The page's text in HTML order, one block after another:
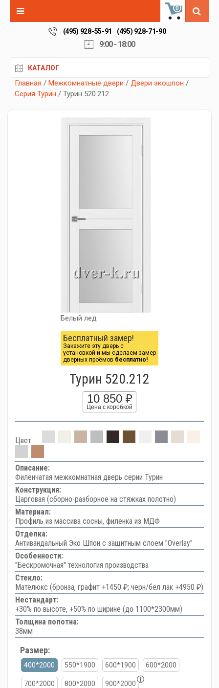
0
(495) 928-55-91 (495) 928-71-90
9:00 - 18:00
КАТАЛОГ
Главная / Межкомнатные двери / Двери экошпон /
Серия Турин / Турин 520.212
Белый лед
Бесплатный замер!
Закажите эту дверь с
установкой и мы сделаем замер
дверных проёмов бесплатно!
Турин 520.212
10 850 ₽
Цена с коробкой
Цвет:
Описание:
Филенчатая межкомнатная дверь серии Турин
Конструкция:
Царговая (сборно-разборное на стяжках полотно)
Материал:
Профиль из массива сосны, филенка из МДФ
Отделка:
Антивандальный Эко Шпон с защитным слоем "Overlay"
Особенности:
"Бескромочная" технология производства
Стекло:
Мателюкс (бронза, графит +1450 ₽; черн/бел лак +4950 ₽)
Нестандарт:
+30% по высоте, +50% по ширине (до 1100*2300мм)
Толщина полотна:
38мм
Размер:
400*2000 550*1900 600*1900 600*2000
700*2000 800*2000 900*2000